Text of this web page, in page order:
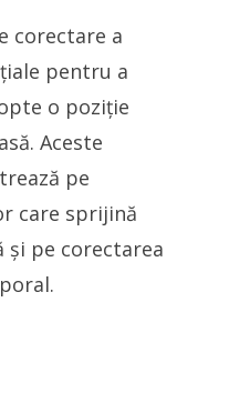
corectare a
pentru a
o poziție
Aceste
pe
care sprijină
și pe corectarea